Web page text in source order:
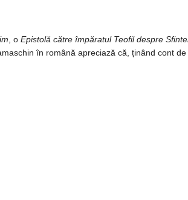
, o Epistolă către împăratul Teofil despre
în română apreciază că, ținând cont